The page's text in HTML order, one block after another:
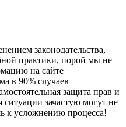
законодательства,
практики, порой мы не
на сайте
в 90% случаев
защита прав и
зачастую могут не
к усложнению процесса!